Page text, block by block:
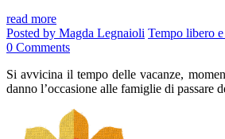
read more
Posted by Magda Legnaioli Tempo libero
0 Comments
Si avvicina il tempo delle vacanze,
danno l’occasione alle famiglie di